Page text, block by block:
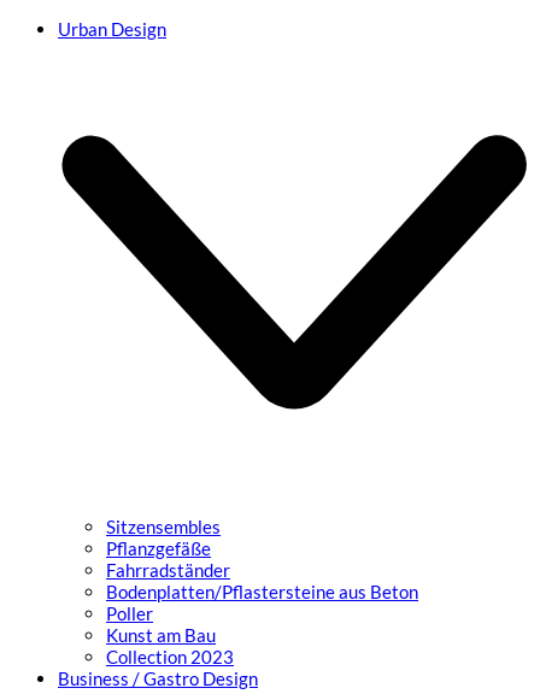
Urban Design
Sitzensembles
Pflanzgefäße
Fahrradständer
Bodenplatten/Pflastersteine aus Beton
Poller
Kunst am Bau
Collection 2023
Business / Gastro Design